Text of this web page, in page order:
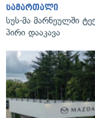
სამართალი
სუს-მა მარნეულში
პირი დააკავა